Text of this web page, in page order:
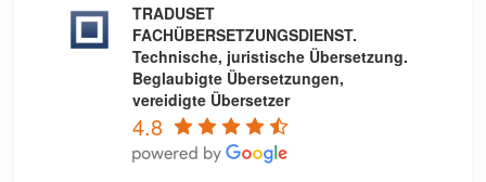
TRADUSET
FACHÜBERSETZUNGSDIENST.
Technische, juristische Übersetzung.
Beglaubigte Übersetzungen,
vereidigte Übersetzer
4.8